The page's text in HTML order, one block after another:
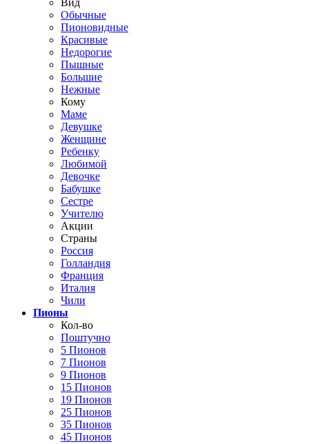
Вид
Обычные
Пионовидные
Красивые
Недорогие
Пышные
Большие
Нежные
Кому
Маме
Девушке
Женщине
Ребенку
Любимой
Девочке
Бабушке
Сестре
Учителю
Акции
Страны
Россия
Голландия
Франция
Италия
Чили
Пионы
Кол-во
Поштучно
5 Пионов
7 Пионов
9 Пионов
15 Пионов
19 Пионов
25 Пионов
35 Пионов
45 Пионов